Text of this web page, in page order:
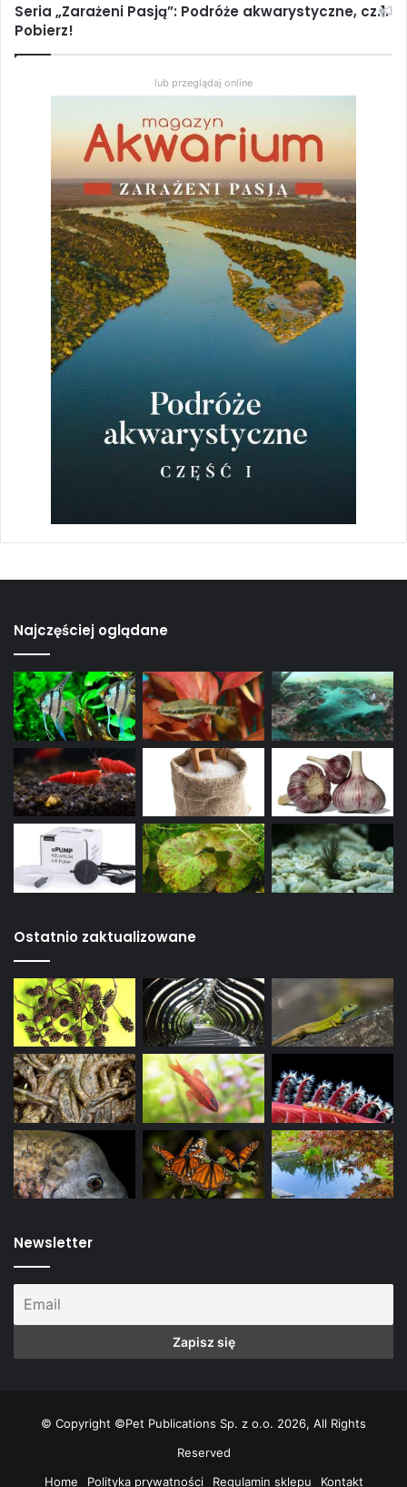
Seria „Zarażeni Pasją”: Podróże akwarystyczne, cz.1.
Pobierz!
lub przeglądaj online
Najczęściej oglądane
Ostatnio zaktualizowane
Newsletter
© Copyright ©Pet Publications Sp. z o.o. 2026, All Rights
Reserved
Home
Polityka prywatności Regulamin sklepu Kontakt